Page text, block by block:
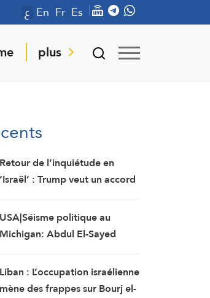
ع En Fr Es
plus
Retour de l’inquiétude en
‘Israël’ : Trump veut un accord
USA|Séisme politique au
Michigan: Abdul El-Sayed
investissement de l’AIPAC
Liban : L’occupation israélienne
mène des frappes sur Bourj el-